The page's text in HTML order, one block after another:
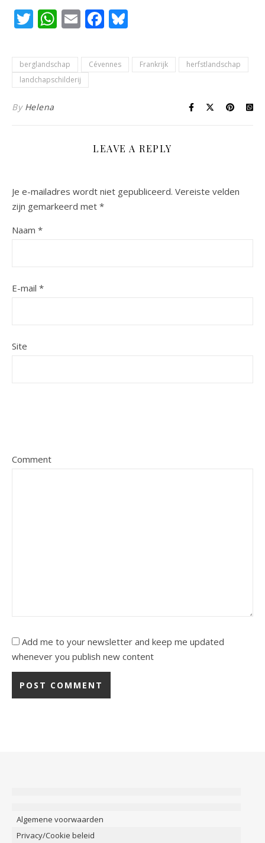
Twitter
WhatsApp
EmailFacebook
berglandschap Cévennes Frankrijk
herfstlandschap
landchapschilderij
By Helena
LEAVE A REPLY
Je e-mailadres wordt niet gepubliceerd. Vereiste velden
zijn gemarkeerd met *
Naam *
E-mail *
Site
Comment
Add me to your newsletter and keep me updated
whenever you publish new content
Algemene voorwaarden
Privacy/Cookie beleid